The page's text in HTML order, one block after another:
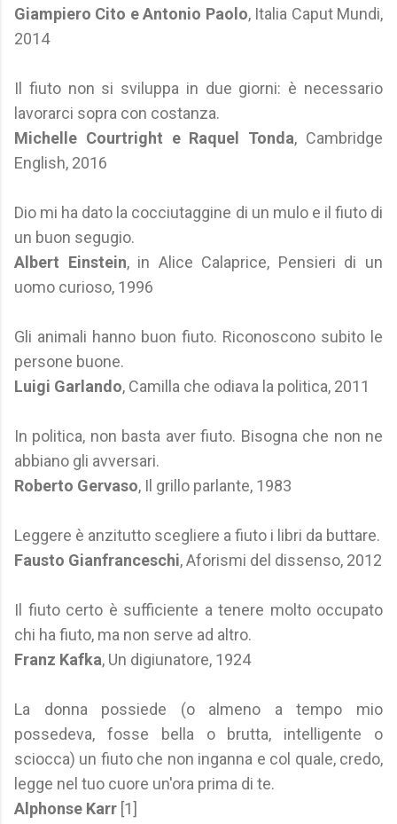
Giampiero Cito e ‎Antonio Paolo, Italia Caput Mundi,
2014
Il fiuto non si sviluppa in due giorni: è necessario
lavorarci sopra con costanza.
Michelle Courtright e ‎Raquel Tonda, Cambridge
English, 2016
Dio mi ha dato la cocciutaggine di un mulo e il fiuto di
un buon segugio.
Albert Einstein, in Alice Calaprice, Pensieri di un
uomo curioso, 1996
Gli animali hanno buon fiuto. Riconoscono subito le
persone buone.
Luigi Garlando, Camilla che odiava la politica, 2011
In politica, non basta aver fiuto. Bisogna che non ne
abbiano gli avversari.
Roberto Gervaso, Il grillo parlante, 1983
Leggere è anzitutto scegliere a fiuto i libri da buttare.
Fausto Gianfranceschi, Aforismi del dissenso, 2012
Il fiuto certo è sufficiente a tenere molto occupato
chi ha fiuto, ma non serve ad altro.
Franz Kafka, Un digiunatore, 1924
La donna possiede (o almeno a tempo mio
possedeva, fosse bella o brutta, intelligente o
sciocca) un fiuto che non inganna e col quale, credo,
legge nel tuo cuore un'ora prima di te.
Alphonse Karr [1]